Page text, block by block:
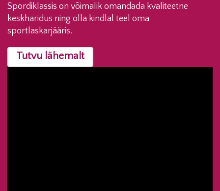
Spordiklassis on võimalik omandada kvaliteetne
keskharidus ning olla kindlal teel oma
sportlaskarjääris.
Tutvu lähemalt